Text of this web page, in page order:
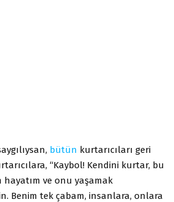
bütün kurtarıcıları geri
“Kaybol! Kendini kurtar, bu
hayatım ve onu yaşamak
Benim tek çabam, insanlara, onlara